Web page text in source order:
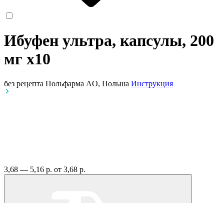
Ибуфен ультра, капсулы, 200
мг x10
без рецепта Польфарма AO, Польша Инструкция
3,68 — 5,16 р. от 3,68 р.